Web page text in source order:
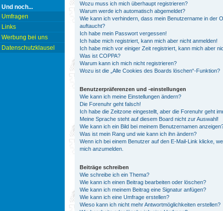
Und noch...
Umfragen
Links
Werbung bei uns
Datenschutzklausel
Wozu muss ich mich überhaupt registrieren?
Warum werde ich automatisch abgemeldet?
Wie kann ich verhindern, dass mein Benutzername in der
auftaucht?
Ich habe mein Passwort vergessen!
Ich habe mich registriert, kann mich aber nicht anmelden!
Ich habe mich vor einiger Zeit registriert, kann mich aber
Was ist COPPA?
Warum kann ich mich nicht registrieren?
Wozu ist die „Alle Cookies des Boards löschen“-Funktion?
Benutzerpräferenzen und -einstellungen
Wie kann ich meine Einstellungen ändern?
Die Forenuhr geht falsch!
Ich habe die Zeitzone eingestellt, aber die Forenuhr geht
Meine Sprache steht auf diesem Board nicht zur Auswahl!
Wie kann ich ein Bild bei meinem Benutzernamen
Was ist mein Rang und wie kann ich ihn ändern?
Wenn ich bei einem Benutzer auf den E-Mail-Link klicke,
mich anzumelden.
Beiträge schreiben
Wie schreibe ich ein Thema?
Wie kann ich einen Beitrag bearbeiten oder löschen?
Wie kann ich meinem Beitrag eine Signatur anfügen?
Wie kann ich eine Umfrage erstellen?
Wieso kann ich nicht mehr Antwortmöglichkeiten erstellen?